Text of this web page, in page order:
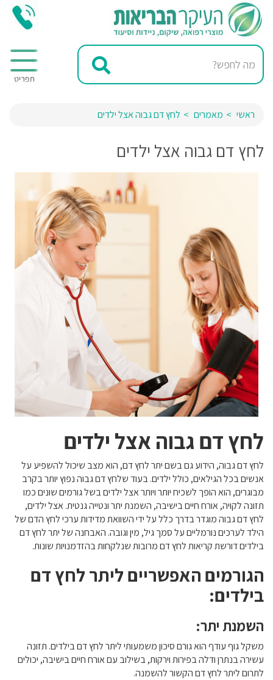
ראשי מאמרים לחץ דם גבוה אצל ילדים
לחץ דם גבוה אצל ילדים
לחץ דם גבוה אצל ילדים
לחץ דם גבוה, הידוע גם בשם יתר לחץ דם, הוא מצב שיכול להשפיע על
אנשים בכל הגילאים, כולל ילדים. בעוד שלחץ דם גבוה נפוץ יותר בקרב
מבוגרים, הוא הופך לשכיח יותר ויותר אצל ילדים בשל גורמים שונים כמו
תזונה לקויה, אורח חיים בישיבה, השמנת יתר ונטייה גנטית. אצל ילדים,
לחץ דם גבוה מוגדר בדרך כלל על ידי השוואת מדידות ערכי לחץ הדם של
הילד לערכים נורמליים על סמך גיל, מין וגובה. האבחנה של יתר לחץ דם
בילדים דורשת קריאות לחץ דם מרובות שנלקחות בהזדמנויות שונות.
הגורמים האפשריים ליתר לחץ דם
בילדים:
השמנת יתר:
משקל גוף עודף הוא גורם סיכון משמעותי ליתר לחץ דם בילדים. תזונה
עשירה בנתרן ודלה בפירות וירקות, בשילוב עם אורח חיים בישיבה, יכולים
לתרום ליתר לחץ דם הקשור להשמנה.